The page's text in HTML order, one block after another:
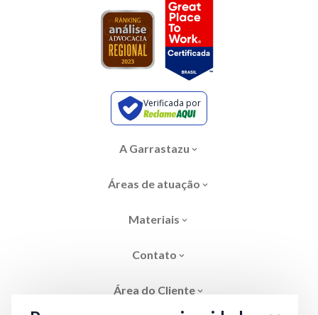
Verificada por
A Garrastazu
Áreas de atuação
Materiais
Contato
Área do Cliente